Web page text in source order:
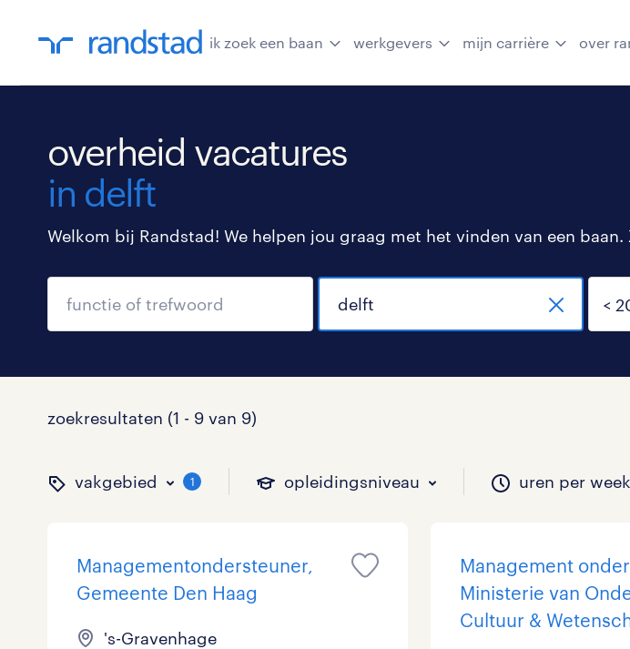
ik zoek een baan werkgevers mijn carrière over
overheid vacatures
in delft
Welkom bij Randstad! We helpen jou graag met het vinden van een
zoekresultaten (1 - 9 van 9)
vakgebied 1 opleidingsniveau uren per week
binnen welk vakgebied wil je werken?
op welk niveau zoek je vacatures?
hoeveel uren per week wil je werken?
welk soort dienstverband zou jij willen?
Managementondersteuner,
Gemeente Den Haag
's-Gravenhage
Management
Ministerie van
Cultuur &